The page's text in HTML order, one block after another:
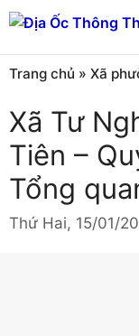
Chuyển
đến
nội
dung
Trang chủ » Xã
Xã Tư
Tiên –
Tổng
Thứ Hai, 15/01/